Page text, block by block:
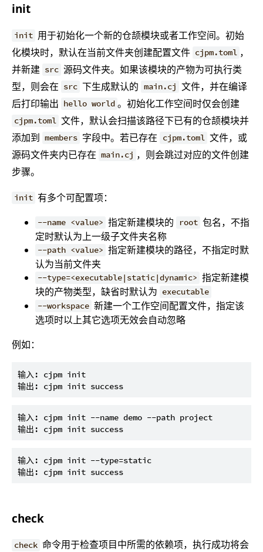
init
init 用于初始化一个新的仓颉模块或者工作空间。初始
化模块时，默认在当前文件夹创建配置文件 cjpm.toml ，
并新建 src 源码文件夹。如果该模块的产物为可执行类
型，则会在 src 下生成默认的 main.cj 文件，并在编译
后打印输出 hello world 。初始化工作空间时仅会创建
cjpm.toml 文件，默认会扫描该路径下已有的仓颉模块并
添加到 members 字段中。若已存在 cjpm.toml 文件，或
源码文件夹内已存在 main.cj ，则会跳过对应的文件创建
步骤。
init 有多个可配置项：
--name <value> 指定新建模块的 root 包名，不指
定时默认为上一级子文件夹名称
--path <value> 指定新建模块的路径，不指定时默
认为当前文件夹
--type=<executable|static|dynamic> 指定新建模
块的产物类型，缺省时默认为 executable
--workspace 新建一个工作空间配置文件，指定该
选项时以上其它选项无效会自动忽略
例如：
输入: cjpm init
输入: cjpm init --name demo --path project
输入: cjpm init --type=static
check
check 命令用于检查项目中所需的依赖项，执行成功将会